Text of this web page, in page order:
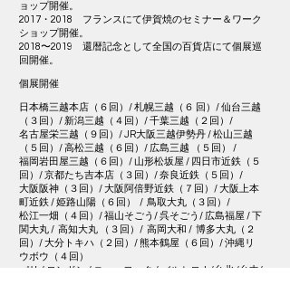
ョップ開催。
2017・2018 フランスにて伊賀焼のセミナー＆ワーク
ショップ開催。
2018〜2019 還暦記念として全国の百貨店にて個展巡
回開催。
個展開催
日本橋三越本店（６回）/ 札幌三越（６ 回）/ 仙台三越
（３回）/ 新潟三越（４回）/ 千葉三越（２回）/
名古屋栄三越（９回）/ JR大阪三越伊勢丹 / 松山三越
（５回）/ 高松三越（６回）/ 広島三越 （５回） /
福岡岩田屋三越（６回）/ 山形松坂屋 / 四日市近鉄（５
回）/ 京都たち吉本店（３回）/ 奈良近鉄（５回）/
大阪阪神（３回）/ 大阪阿倍野近鉄（７回）/ 大阪上本
町近鉄 / 姫路山陽（６回） / 鳥取大丸（３回）/
松江一畑（４回）/ 福山そごう/ 呉そごう/ 広島福屋 / 下
関大丸 / 高知大丸 （３回）/ 高岡大和 / 博多大丸（２
回）/ 大分トキハ（２回）/ 熊本鶴屋（６回）/ 沖縄リ
ウボウ（４回）
パリ / ロンドン / ニューヨーク / バルセロナ/台北 /台中/